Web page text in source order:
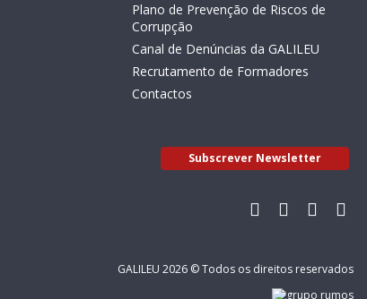
Plano de Prevenção de Riscos de
Corrupção
Canal de Denúncias da GALILEU
Recrutamento de Formadores
Contactos
Subscrever Newsletter
GALILEU 2026 © Todos os direitos reservados